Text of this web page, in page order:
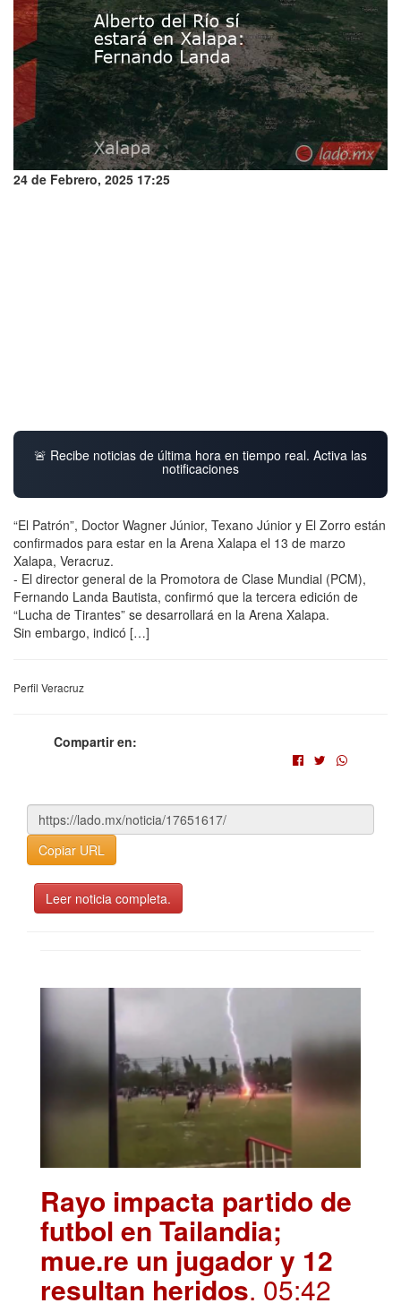
24 de Febrero, 2025 17:25
🚨 Recibe noticias de última hora en tiempo real. Activa las
notificaciones
“El Patrón”, Doctor Wagner Júnior, Texano Júnior y El Zorro están
confirmados para estar en la Arena Xalapa el 13 de marzo
Xalapa, Veracruz.
- El director general de la Promotora de Clase Mundial (PCM),
Fernando Landa Bautista, confirmó que la tercera edición de
“Lucha de Tirantes” se desarrollará en la Arena Xalapa.
Sin embargo, indicó […]
Perfil Veracruz
Compartir en:
Copiar URL
Leer noticia completa.
Rayo impacta partido de
futbol en Tailandia;
mue.re un jugador y 12
resultan heridos. 05:42